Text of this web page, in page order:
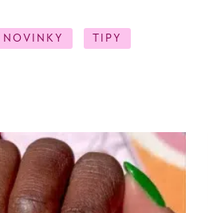
NOVINKY TIPY